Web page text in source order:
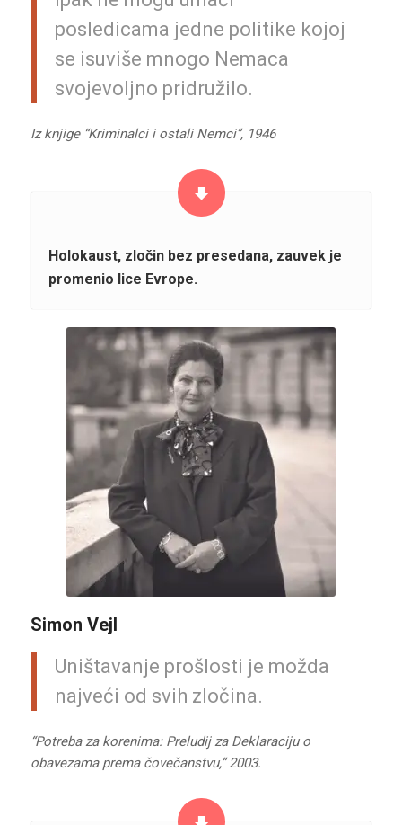
posledicama jedne politike kojoj
se isuviše mnogo Nemaca
svojevoljno pridružilo.
Iz knjige “Kriminalci i ostali Nemci”, 1946
Holokaust, zločin bez presedana, zauvek je
promenio lice Evrope.
Simon Vejl
Uništavanje prošlosti je možda
najveći od svih zločina.
“Potreba za korenima: Preludij za Deklaraciju o
obavezama prema čovečanstvu,” 2003.